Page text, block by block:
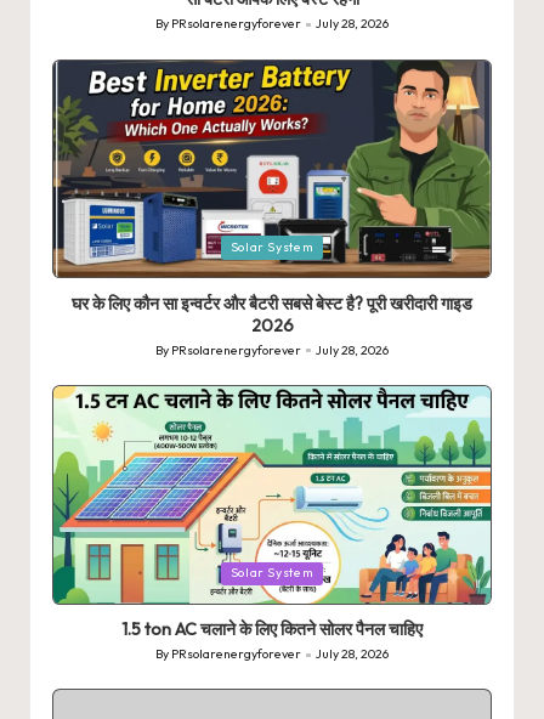
Posted
By PRsolarenergyforever July 28, 2026
Posted
in
Solar System
घर के लिए कौन सा इन्वर्टर और बैटरी सबसे बेस्ट है? पूरी खरीदारी गाइड
2026
Posted
by
By PRsolarenergyforever July 28, 2026
Posted
in
Solar System
1.5 ton AC चलाने के लिए कितने सोलर पैनल चाहिए
Posted
by
By PRsolarenergyforever July 28, 2026